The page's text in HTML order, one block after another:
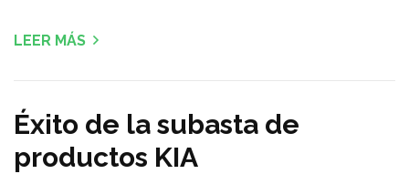
LEER MÁS
Éxito de la subasta de
productos KIA